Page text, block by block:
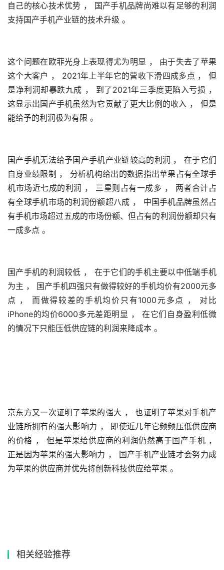
自己的核心技术优势 ， 国产手机品牌尚难以有足够的利润
支持国产手机产业链的技术升级 。
这个问题在欧菲光身上表现得尤为明显 ， 由于失去了苹果
这个大客户 ， 2021年上半年它的营收下滑四成多点 ， 但
是净利润却暴跌九成 ， 到了2021年三季度更陷入亏损 ，
这显示出国产手机虽然为它贡献了更大比例的收入 ， 但是
能给予的利润极为有限 。
国产手机无法给予国产手机产业链较高的利润 ， 在于它们
自身业绩限制 ， 分析机构给出的数据指出苹果占有全球手
机市场近七成的利润 ， 三星则占有一成多 ， 两者合计占
有全球手机市场的利润份额超八成 ， 中国手机品牌虽然占
有手机市场超过五成的市场份额、但占有的利润份额却只有
一成多点 。
国产手机的利润较低 ， 在于它们的手机主要以中低端手机
为主 ， 国产手机四强只有做得较好的手机均价有2000元多
点 ， 而做得较差的手机均价只有1000元多点 ， 对比
iPhone的均价6000多元差距明显 ， 在它们自身盈利低微
的情况下只能压低供应链的利润来降成本 。
京东方又一次证明了苹果的强大 ， 也证明了苹果对手机产
业链所拥有的强大影响力 ， 即使近几年它频频压低供应商
的价格 ， 但是苹果给供应商的利润仍然高于国产手机 ，
正是因为苹果的强大影响力 ， 国产手机产业链才会努力成
为苹果的供应商并优先将创新科技供应给苹果 。
相关经验推荐